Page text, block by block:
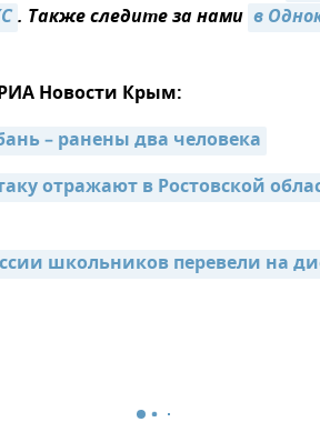
. Также следите за нами в
Новости Крым:
– ранены два человека
отражают в Ростовской
школьников перевели на